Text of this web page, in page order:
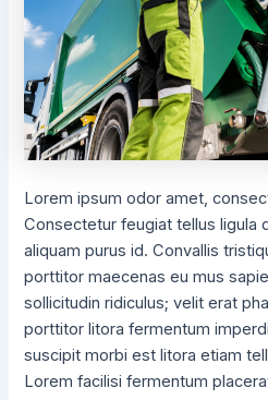
Lorem ipsum odor amet,
Consectetur feugiat tellus ligula
aliquam purus id. Convallis
porttitor maecenas eu mus
sollicitudin ridiculus; velit erat
porttitor litora fermentum
suscipit morbi est litora etiam
Lorem facilisi fermentum